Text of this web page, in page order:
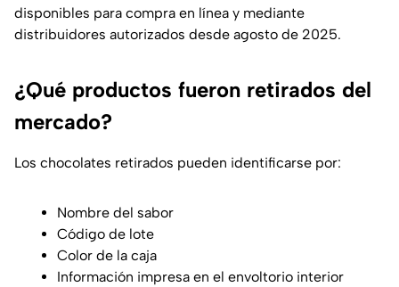
disponibles para compra en línea y mediante
distribuidores autorizados desde agosto de 2025.
¿Qué productos fueron retirados del
mercado?
Los chocolates retirados pueden identificarse por:
Nombre del sabor
Código de lote
Color de la caja
Información impresa en el envoltorio interior